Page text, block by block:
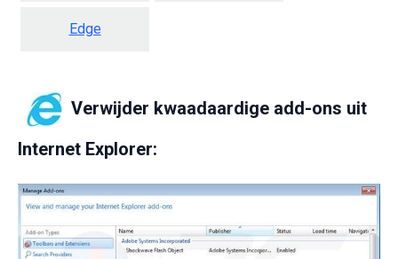
Edge
Verwijder kwaadaardige add-ons uit
Internet Explorer: